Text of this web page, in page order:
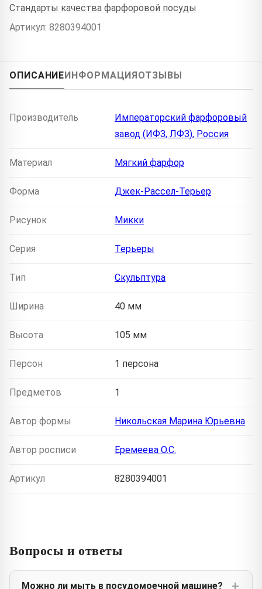
Стандарты качества фарфоровой посуды
Артикул: 8280394001
ОПИСАНИЕИНФОРМАЦИЯОТЗЫВЫ
Производитель
Императорский фарфоровый
завод (ИФЗ, ЛФЗ), Россия
Материал Мягкий фарфор
Форма Джек-Рассел-Терьер
Рисунок Микки
Серия Терьеры
Тип Скульптура
Ширина 40 мм
Высота 105 мм
Персон 1 персона
Предметов 1
Автор формы Никольская Марина Юрьевна
Автор росписи Еремеева О.С.
Артикул 8280394001
Вопросы и ответы
Можно ли мыть в посудомоечной машине?